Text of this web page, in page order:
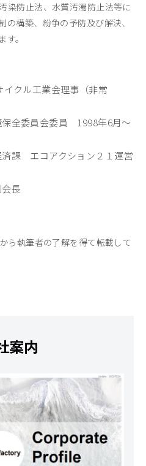
染防止法、水質汚濁防止法等に
構築、紛争の予防及び解決、
。
クル工業会理事（非常
全委員会委員 1998年6月～
課 エコアクション２１運営
長
ら執筆者の了解を得て転載して
案内